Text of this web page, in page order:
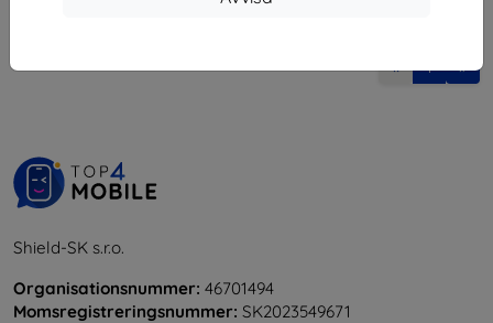
« 1 »
Shield-SK s.r.o.
Organisationsnummer: 46701494
Momsregistreringsnummer: SK2023549671